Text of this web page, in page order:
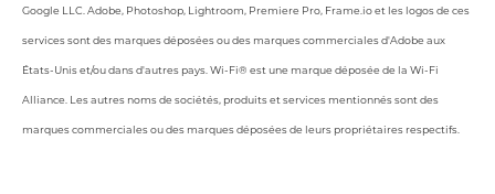
Google LLC. Adobe, Photoshop, Lightroom, Premiere Pro, Frame.io et les logos de ces
services sont des marques déposées ou des marques commerciales d'Adobe aux
États-Unis et/ou dans d'autres pays. Wi-Fi® est une marque déposée de la Wi-Fi
Alliance. Les autres noms de sociétés, produits et services mentionnés sont des
marques commerciales ou des marques déposées de leurs propriétaires respectifs.